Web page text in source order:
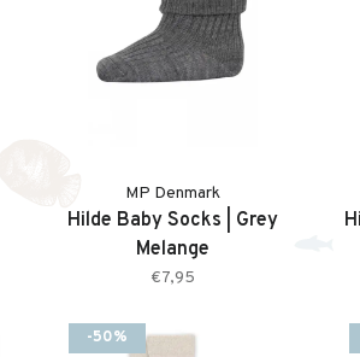
MP Denmark
Hilde Baby Socks | Grey
Melange
€7,95
-50%